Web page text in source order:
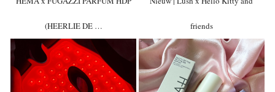
(HEERLIE DE … friends